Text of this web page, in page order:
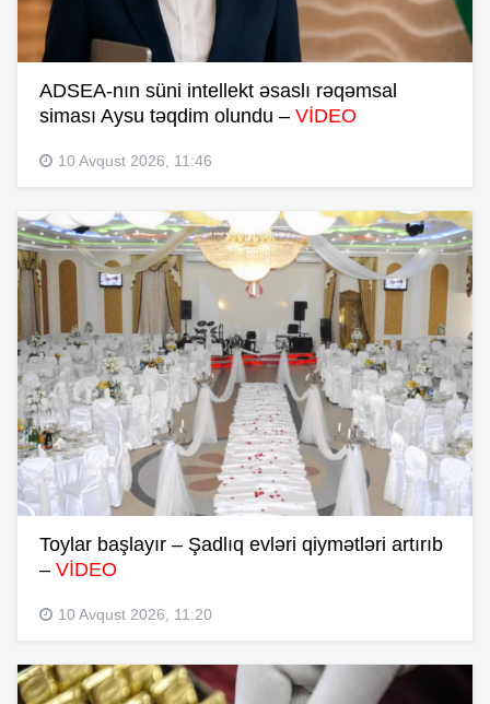
ADSEA-nın süni intellekt əsaslı rəqəmsal
siması Aysu təqdim olundu – VİDEO
10 Avqust 2026, 11:46
Toylar başlayır – Şadlıq evləri qiymətləri artırıb
– VİDEO
10 Avqust 2026, 11:20